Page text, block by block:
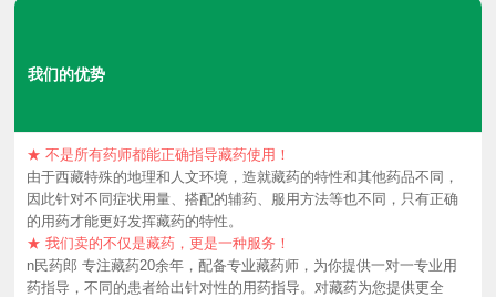
我们的优势
★ 不是所有药师都能正确指导藏药使用！
由于西藏特殊的地理和人文环境，造就藏药的特性和其他药品不同，
因此针对不同症状用量、搭配的辅药、服用方法等也不同，只有正确
的用药才能更好发挥藏药的特性。
★ 我们卖的不仅是藏药，更是一种服务！
n民药郎 专注藏药20余年，配备专业藏药师，为你提供一对一专业用
药指导，不同的患者给出针对性的用药指导。对藏药为您提供更全